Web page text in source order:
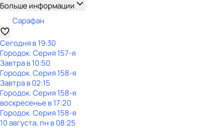
Больше информации
Сарафан
Сегодня в 19:30
Городок. Серия 157-я
Завтра в 10:50
Городок. Серия 158-я
Завтра в 02:15
Городок. Серия 158-я
воскресенье в17:20
Городок. Серия 158-я
10 августа, пн в 08:25